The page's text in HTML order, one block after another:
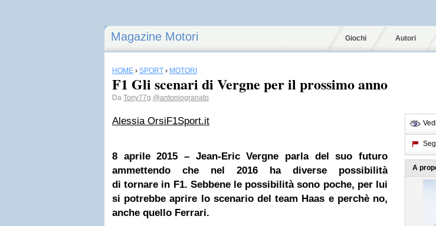
Magazine Motori Giochi Autori
HOME › SPORT › MOTORI
F1 Gli scenari di Vergne per il prossimo anno
Da Tony77g @antoniogranato
Alessia OrsiF1Sport.it
8 aprile 2015 – Jean-Eric Vergne parla del suo futuro
ammettendo che nel 2016 ha diverse possibilità
di tornare in F1. Sebbene le possibilità sono poche, per lui
si potrebbe aprire lo scenario del team Haas e perchè no,
anche quello Ferrari.
A